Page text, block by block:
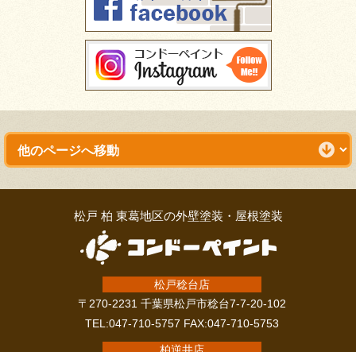
松戸 柏 東葛地区の外壁塗装・屋根塗装
松戸稔台店
〒270-2231 千葉県松戸市稔台7-7-20-102
TEL:047-710-5757 FAX:047-710-5753
柏逆井店